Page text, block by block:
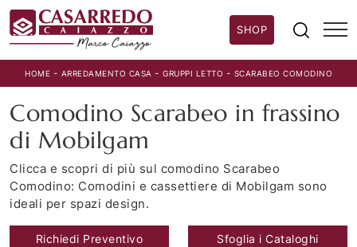
SHOP
HOME - ARREDAMENTO CASA - GRUPPI LETTO - SCARABEO COMODINO
Comodino Scarabeo in frassino
di Mobilgam
Clicca e scopri di più sul comodino Scarabeo
Comodino: Comodini e cassettiere di Mobilgam sono
ideali per spazi design.
Richiedi Preventivo Sfoglia i Cataloghi